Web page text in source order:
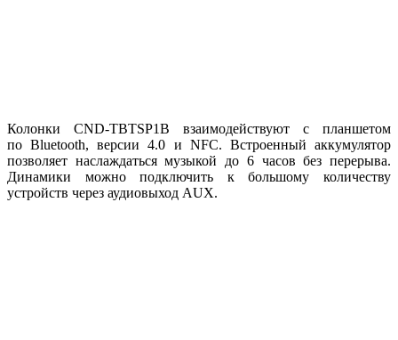
Колонки CND-TBTSP1B взаимодействуют с планшетом
по Bluetooth, версии 4.0 и NFC. Встроенный аккумулятор
позволяет наслаждаться музыкой до 6 часов без перерыва.
Динамики можно подключить к большому количеству
устройств через аудиовыход AUX.